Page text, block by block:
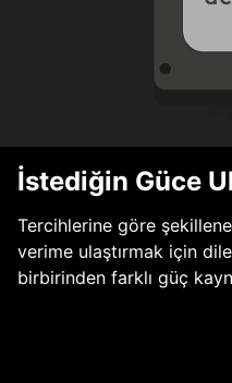
İstediğin Güce
Tercihlerine göre
verime ulaştırmak için
birbirinden farklı güç